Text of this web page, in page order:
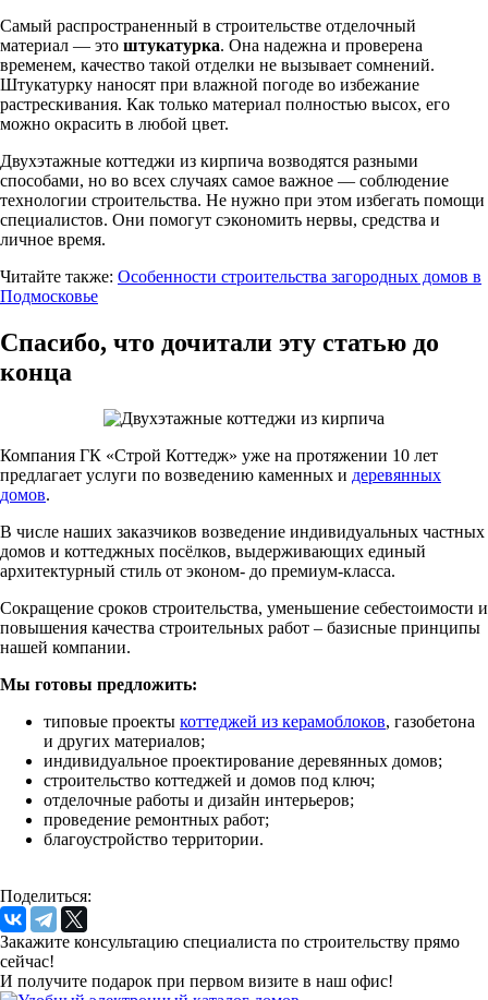
Самый распространенный в строительстве отделочный
материал — это штукатурка. Она надежна и проверена
временем, качество такой отделки не вызывает сомнений.
Штукатурку наносят при влажной погоде во избежание
растрескивания. Как только материал полностью высох, его
можно окрасить в любой цвет.
Двухэтажные коттеджи из кирпича возводятся разными
способами, но во всех случаях самое важное — соблюдение
технологии строительства. Не нужно при этом избегать помощи
специалистов. Они помогут сэкономить нервы, средства и
личное время.
Читайте также: Особенности строительства загородных домов в
Подмосковье
Спасибо, что дочитали эту статью до
конца
Компания ГК «Строй Коттедж» уже на протяжении 10 лет
предлагает услуги по возведению каменных и деревянных
домов.
В числе наших заказчиков возведение индивидуальных частных
домов и коттеджных посёлков, выдерживающих единый
архитектурный стиль от эконом- до премиум-класса.
Сокращение сроков строительства, уменьшение себестоимости и
повышения качества строительных работ – базисные принципы
нашей компании.
Мы готовы предложить:
типовые проекты коттеджей из керамоблоков, газобетона
и других материалов;
индивидуальное проектирование деревянных домов;
строительство коттеджей и домов под ключ;
отделочные работы и дизайн интерьеров;
проведение ремонтных работ;
благоустройство территории.
Поделиться:
Закажите консультацию специалиста по строительству прямо
сейчас!
И получите подарок при первом визите в наш офис!